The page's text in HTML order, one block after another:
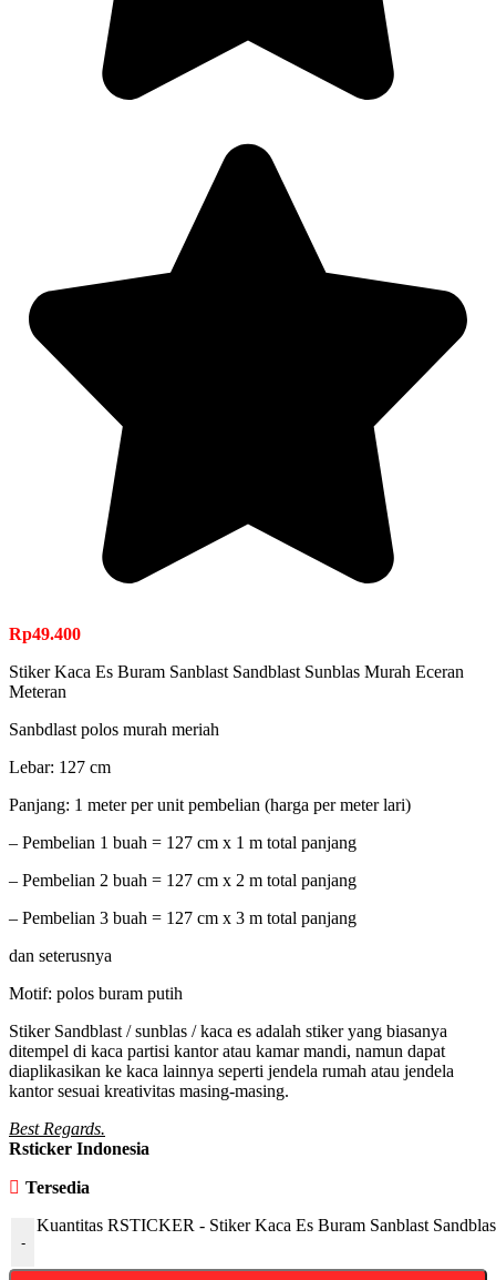
Rp49.400
Stiker Kaca Es Buram Sanblast Sandblast Sunblas Murah Eceran
Meteran
Sanbdlast polos murah meriah
Lebar: 127 cm
Panjang: 1 meter per unit pembelian (harga per meter lari)
– Pembelian 1 buah = 127 cm x 1 m total panjang
– Pembelian 2 buah = 127 cm x 2 m total panjang
– Pembelian 3 buah = 127 cm x 3 m total panjang
dan seterusnya
Motif: polos buram putih
Stiker Sandblast / sunblas / kaca es adalah stiker yang biasanya
ditempel di kaca partisi kantor atau kamar mandi, namun dapat
diaplikasikan ke kaca lainnya seperti jendela rumah atau jendela
kantor sesuai kreativitas masing-masing.
Best Regards.
Rsticker Indonesia
Tersedia
-
Kuantitas RSTICKER - Stiker Kaca Es Buram Sanblast